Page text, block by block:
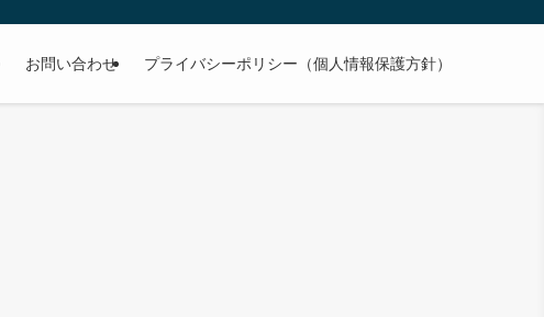
お問い合わせ プライバシーポリシー（個人情報保護方針）